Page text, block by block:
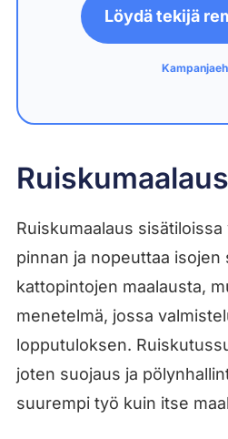
Löydä tekijä
Ruiskumaalaus
pinnan ja nopeuttaa isojen
kattopintojen maalausta,
menetelmä, jossa
lopputuloksen.
joten suojaus ja
suurempi työ kuin itse